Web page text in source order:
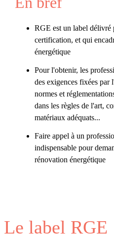
RGE est un label délivré
certification, et qui
énergétique
Pour l'obtenir, les
des exigences fixées par
normes et
dans les règles de l'art,
matériaux adéquats...
Faire appel à un
indispensable pour
rénovation énergétique
Le label RGE